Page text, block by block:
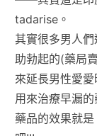
tadarise。
其實很多男人
助勃起的(藥局
來延長男性愛
用來治療早漏
藥品的效果就